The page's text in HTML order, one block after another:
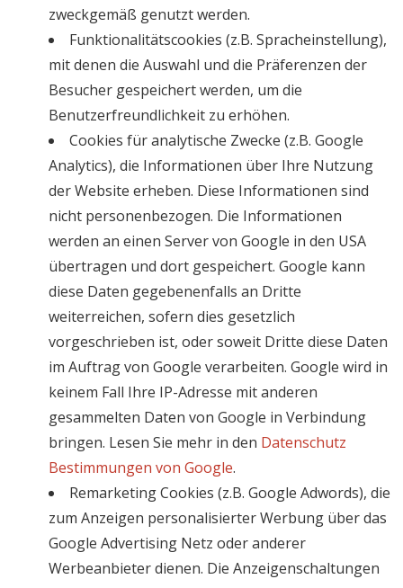
zweckgemäß genutzt werden.
Funktionalitätscookies (z.B. Spracheinstellung),
mit denen die Auswahl und die Präferenzen der
Besucher gespeichert werden, um die
Benutzerfreundlichkeit zu erhöhen.
Cookies für analytische Zwecke (z.B. Google
Analytics), die Informationen über Ihre Nutzung
der Website erheben. Diese Informationen sind
nicht personenbezogen. Die Informationen
werden an einen Server von Google in den USA
übertragen und dort gespeichert. Google kann
diese Daten gegebenenfalls an Dritte
weiterreichen, sofern dies gesetzlich
vorgeschrieben ist, oder soweit Dritte diese Daten
im Auftrag von Google verarbeiten. Google wird in
keinem Fall Ihre IP-Adresse mit anderen
gesammelten Daten von Google in Verbindung
bringen. Lesen Sie mehr in den Datenschutz
Bestimmungen von Google.
Remarketing Cookies (z.B. Google Adwords), die
zum Anzeigen personalisierter Werbung über das
Google Advertising Netz oder anderer
Werbeanbieter dienen. Die Anzeigenschaltungen